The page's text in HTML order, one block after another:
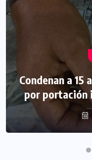
Condenan a 15
por portación